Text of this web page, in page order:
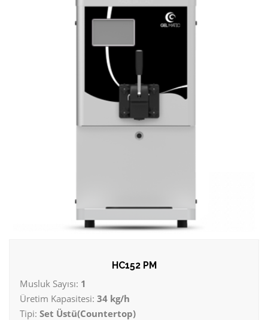
HC152 PM
Musluk Sayısı: 1
Üretim Kapasitesi: 34 kg/h
Tipi: Set Üstü(Countertop)